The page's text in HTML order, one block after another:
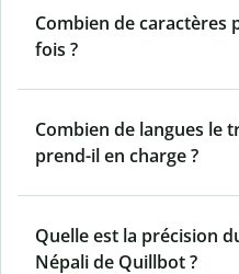
Combien de caractères
fois ?
Combien de langues le
prend-il en charge ?
Quelle est la précision
Népali de Quillbot ?